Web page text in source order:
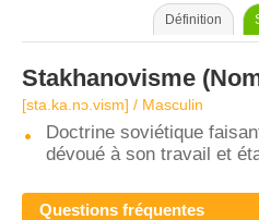
Définition
Stakhanovisme
[sta.ka.nɔ.vism] / Masculin
Doctrine soviétique
dévoué à son travail et
Questions fréquentes